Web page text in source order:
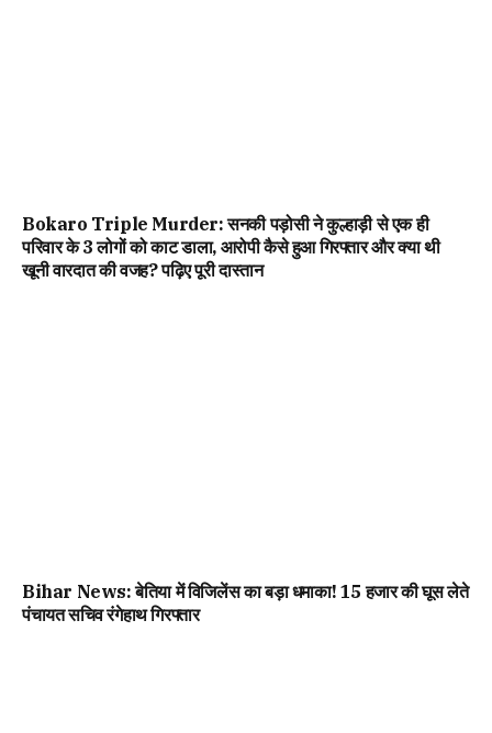
Bokaro Triple Murder: सनकी पड़ोसी ने कुल्हाड़ी से एक ही
परिवार के 3 लोगों को काट डाला, आरोपी कैसे हुआ गिरफ्तार और क्या थी
खूनी वारदात की वजह? पढ़िए पूरी दास्तान
Bihar News: बेतिया में विजिलेंस का बड़ा धमाका! 15 हजार की घूस लेते
पंचायत सचिव रंगेहाथ गिरफ्तार